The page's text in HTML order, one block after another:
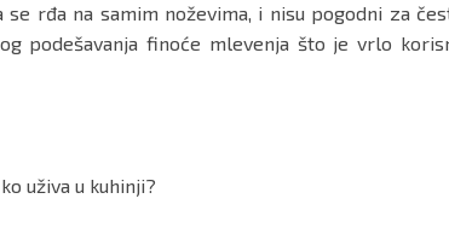
rđa na samim noževima, i nisu pogodni za
podešavanja finoće mlevenja što je vrlo
uživa u kuhinji?